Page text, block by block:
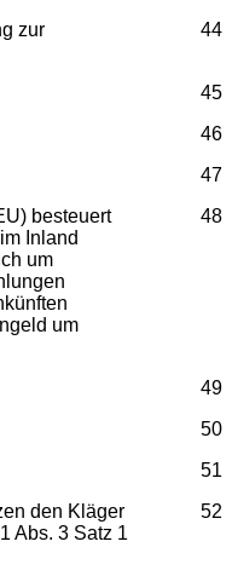
44
zur
45
46
47
48
besteuert
Inland
um
um
49
50
51
52
den Kläger
Abs. 3 Satz 1